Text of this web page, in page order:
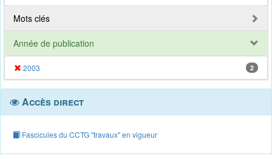
Mots clés
Année de publication
2003 2
Accès direct
Fascicules du CCTG "travaux" en vigueur